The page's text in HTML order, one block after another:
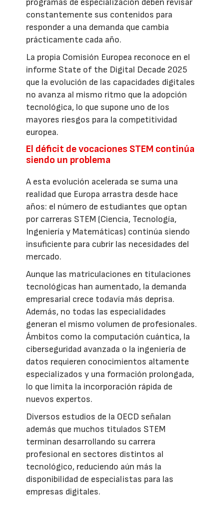
programas de especialización deben revisar
constantemente sus contenidos para
responder a una demanda que cambia
prácticamente cada año.
La propia Comisión Europea reconoce en el
informe State of the Digital Decade 2025
que la evolución de las capacidades digitales
no avanza al mismo ritmo que la adopción
tecnológica, lo que supone uno de los
mayores riesgos para la competitividad
europea.
El déficit de vocaciones STEM continúa
siendo un problema
A esta evolución acelerada se suma una
realidad que Europa arrastra desde hace
años: el número de estudiantes que optan
por carreras STEM (Ciencia, Tecnología,
Ingeniería y Matemáticas) continúa siendo
insuficiente para cubrir las necesidades del
mercado.
Aunque las matriculaciones en titulaciones
tecnológicas han aumentado, la demanda
empresarial crece todavía más deprisa.
Además, no todas las especialidades
generan el mismo volumen de profesionales.
Ámbitos como la computación cuántica, la
ciberseguridad avanzada o la ingeniería de
datos requieren conocimientos altamente
especializados y una formación prolongada,
lo que limita la incorporación rápida de
nuevos expertos.
Diversos estudios de la OECD señalan
además que muchos titulados STEM
terminan desarrollando su carrera
profesional en sectores distintos al
tecnológico, reduciendo aún más la
disponibilidad de especialistas para las
empresas digitales.